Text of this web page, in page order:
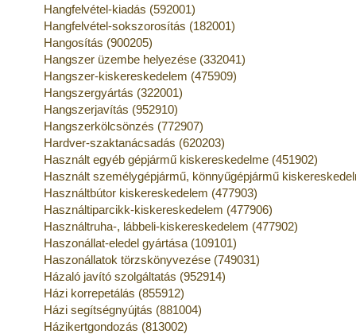
Hangfelvétel-kiadás (592001)
Hangfelvétel-sokszorosítás (182001)
Hangosítás (900205)
Hangszer üzembe helyezése (332041)
Hangszer-kiskereskedelem (475909)
Hangszergyártás (322001)
Hangszerjavítás (952910)
Hangszerkölcsönzés (772907)
Hardver-szaktanácsadás (620203)
Használt egyéb gépjármű kiskereskedelme (451902)
Használt személygépjármű, könnyűgépjármű
Használtbútor kiskereskedelem (477903)
Használtiparcikk-kiskereskedelem (477906)
Használtruha-, lábbeli-kiskereskedelem (477902)
Haszonállat-eledel gyártása (109101)
Haszonállatok törzskönyvezése (749031)
Házaló javító szolgáltatás (952914)
Házi korrepetálás (855912)
Házi segítségnyújtás (881004)
Házikertgondozás (813002)